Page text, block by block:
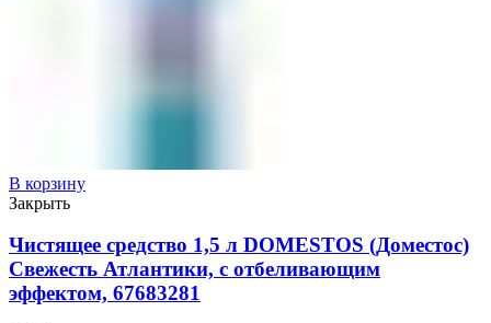
В корзину
Закрыть
Чистящее средство 1,5 л DOMESTOS (Доместос)
Свежесть Атлантики, с отбеливающим
эффектом, 67683281